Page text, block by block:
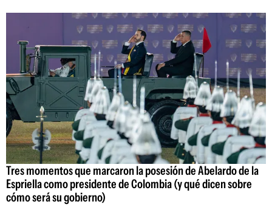
Tres momentos que marcaron la posesión de Abelardo de la
Espriella como presidente de Colombia (y qué dicen sobre
cómo será su gobierno)